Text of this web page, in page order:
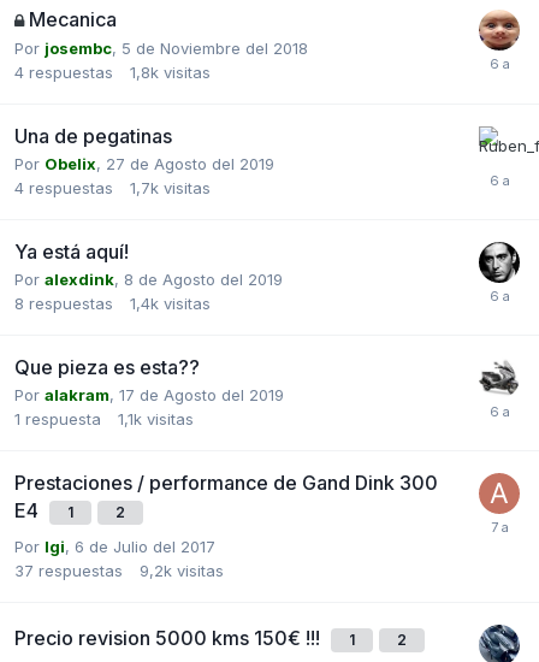
Mecanica
Por josembc, 5 de Noviembre del 2018
4 respuestas 1,8k visitas
Una de pegatinas
Por Obelix, 27 de Agosto del 2019
4 respuestas 1,7k visitas
Ya está aquí!
Por alexdink, 8 de Agosto del 2019
8 respuestas 1,4k visitas
Que pieza es esta??
Por alakram, 17 de Agosto del 2019
1 respuesta 1,1k visitas
Prestaciones / performance de Gand Dink 300
E4
1 2
Por Igi, 6 de Julio del 2017
37 respuestas 9,2k visitas
Precio revision 5000 kms 150€ !!! 1 2